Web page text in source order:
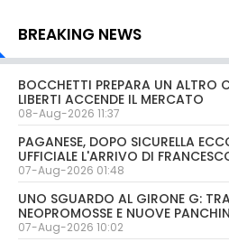
BREAKING NEWS
BOCCHETTI PREPARA UN ALTRO
LIBERTI ACCENDE IL MERCATO
08-Aug-2026 11:37
PAGANESE, DOPO SICURELLA
UFFICIALE L'ARRIVO DI
07-Aug-2026 01:48
UNO SGUARDO AL GIRONE G:
NEOPROMOSSE E NUOVE
07-Aug-2026 10:02